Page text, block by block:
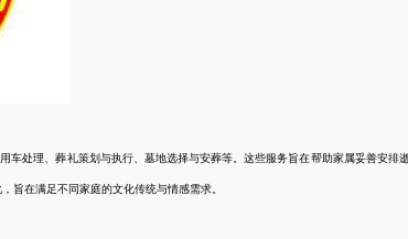
车处理、葬礼策划与执行、墓地选择与安葬等。这些服务旨在帮助家属妥善安排
旨在满足不同家庭的文化传统与情感需求。